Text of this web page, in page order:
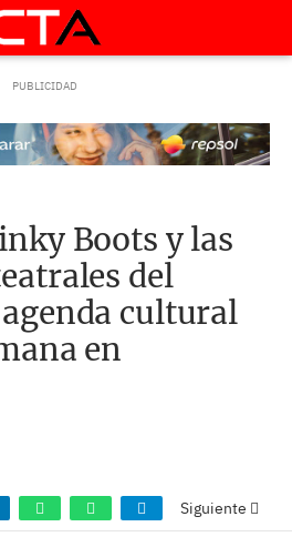
Boots y las
del
cultural
en
Siguiente